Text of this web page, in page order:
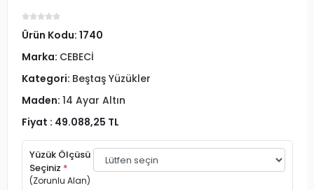
Ürün Kodu: 1740
Marka: CEBECİ
Kategori: Beştaş Yüzükler
Maden: 14 Ayar Altın
Fiyat : 49.088,25 TL
Yüzük Ölçüsü
Seçiniz *
(Zorunlu Alan)